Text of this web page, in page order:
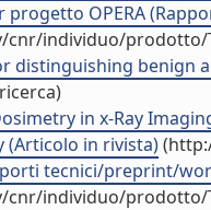
progetto OPERA
individuo/prodotto/
distinguishing
in x-Ray
(Articolo in rivista)
tecnici/preprint/
individuo/prodotto/